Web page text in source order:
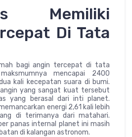
Memiliki
Di Tata
bagi angin tercepat di tata
mencapai 2400
kali kecepatan suara di bumi.
angin yang sangat kuat tersebut
yang berasal dari inti planet.
energi 2,61 kali lebih
di terimanya dari matahari.
panas internal planet ini masih
di kalangan astronom.